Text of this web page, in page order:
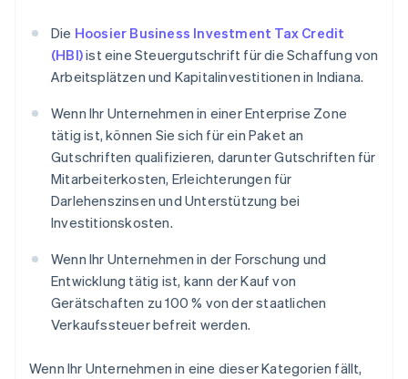
Die Hoosier Business Investment Tax Credit
(HBI)ist eine Steuergutschrift für die Schaffung von
Arbeitsplätzen und Kapitalinvestitionen in Indiana.
Wenn Ihr Unternehmen in einer Enterprise Zone
tätig ist, können Sie sich für ein Paket an
Gutschriften qualifizieren, darunter Gutschriften für
Mitarbeiterkosten, Erleichterungen für
Darlehenszinsen und Unterstützung bei
Investitionskosten.
Wenn Ihr Unternehmen in der Forschung und
Entwicklung tätig ist, kann der Kauf von
Gerätschaften zu 100 % von der staatlichen
Verkaufssteuer befreit werden.
Wenn Ihr Unternehmen in eine dieser Kategorien fällt,